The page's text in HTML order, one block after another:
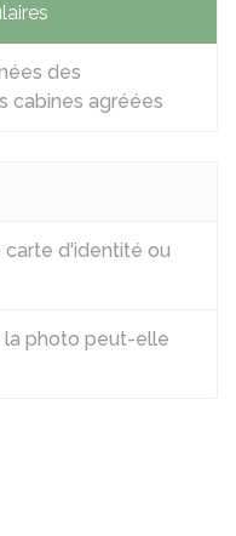
des
cabines agréées
carte d'identité ou
photo peut-elle